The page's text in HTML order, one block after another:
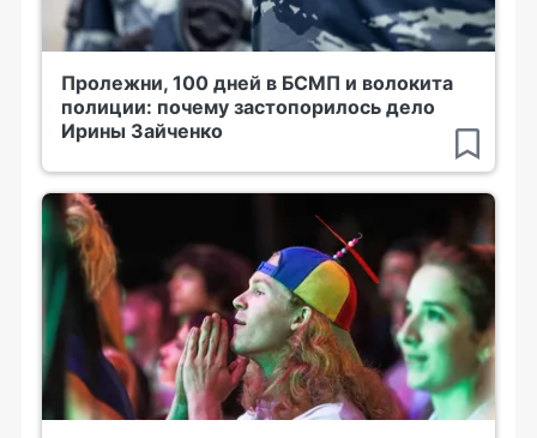
Пролежни, 100 дней в БСМП и волокита
полиции: почему застопорилось дело
Ирины Зайченко